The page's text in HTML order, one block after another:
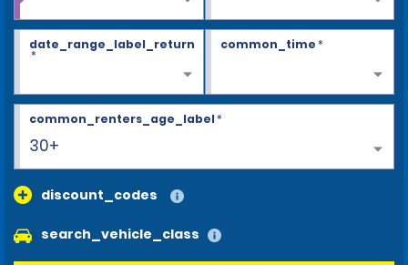
date_range_label_return
*
common_time*
30+
common_renters_age_label*
discount_codes
search_vehicle_class